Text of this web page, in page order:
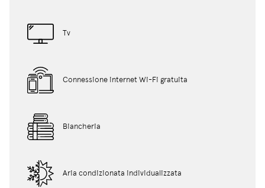
Tv
Connessione internet Wi-Fi gratuita
Biancheria
Aria condizionata individualizzata